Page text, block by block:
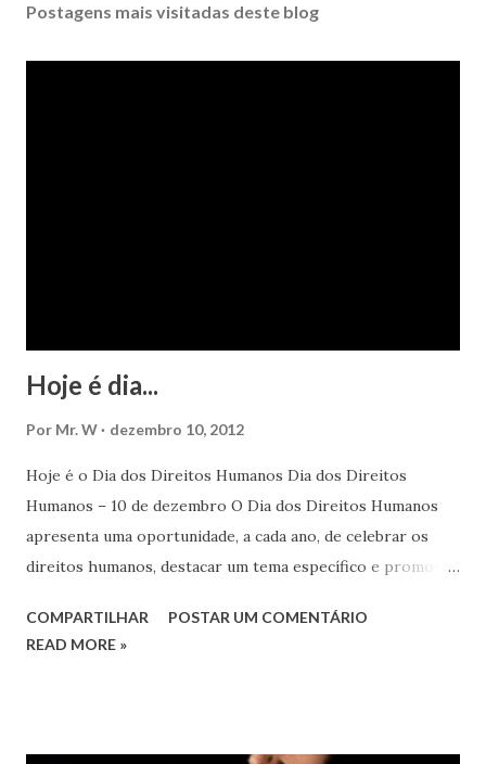
Postagens mais visitadas deste blog
Hoje é dia...
Por Mr. W dezembro 10, 2012
Hoje é o Dia dos Direitos Humanos Dia dos Direitos
Humanos – 10 de dezembro O Dia dos Direitos Humanos
apresenta uma oportunidade, a cada ano, de celebrar os
direitos humanos, destacar um tema específico e promover
em todos os lugares. Este ano, o foco é sobre os direitos
COMPARTILHAR
POSTAR UM COMENTÁRIO
READ MORE »